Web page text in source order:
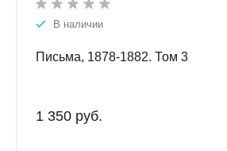
В наличии
Письма, 1878-1882. Том 3
1 350 руб.